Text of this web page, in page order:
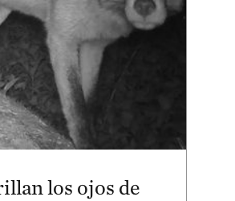
los ojos de